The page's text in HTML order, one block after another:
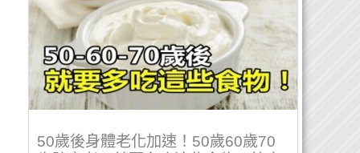
50歲後身體老化加速！50歲60歲70